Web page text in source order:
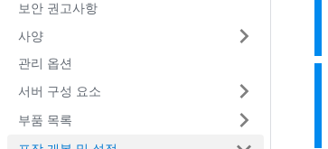
보안 권고사항
사양
관리 옵션
서버 구성 요소
부품 목록